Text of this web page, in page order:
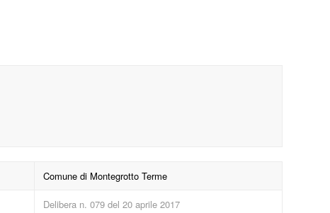
Comune di Montegrotto Terme
Delibera n. 079 del 20 aprile 2017